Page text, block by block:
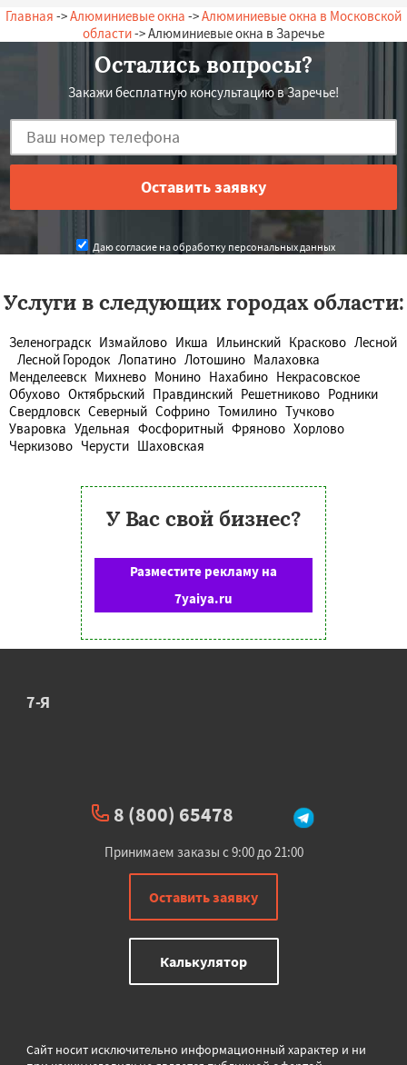
Главная ->Алюминиевые окна ->Алюминиевые окна в Московской
области-> Алюминиевые окна в Заречье
Остались вопросы?
Закажи бесплатную консультацию в Заречье!
Даю согласие на обработку персональных данных
Услуги в следующих городах области:
Зеленоградск Измайлово Икша Ильинский Красково Лесной
Лесной Городок Лопатино Лотошино Малаховка
Менделеевск Михнево Монино Нахабино Некрасовское
Обухово Октябрьский Правдинский Решетниково Родники
Свердловск Северный Софрино Томилино Тучково
Уваровка Удельная Фосфоритный Фряново Хорлово
Черкизово Черусти Шаховская
У Вас свой бизнес?
Разместите рекламу на
7yaiya.ru
7-Я
8 (800) 65478
Принимаем заказы с 9:00 до 21:00
Оставить заявку
Калькулятор
Сайт носит исключительно информационный характер и ни